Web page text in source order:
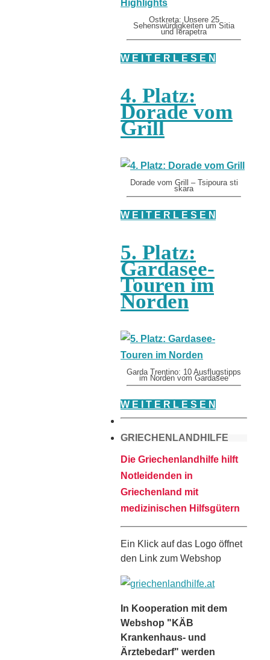
Ostkreta: Unsere 25
Sehenswürdigkeiten um Sitia
und Ierapetra
W E I T E R L E S E N
4. Platz:
Dorade vom
Grill
Dorade vom Grill – Tsipoura sti
skara
W E I T E R L E S E N
5. Platz:
Gardasee-
Touren im
Norden
Garda Trentino: 10 Ausflugstipps
im Norden vom Gardasee
W E I T E R L E S E N
GRIECHENLANDHILFE
Die Griechenlandhilfe hilft
Notleidenden in
Griechenland mit
medizinischen Hilfsgütern
Ein Klick auf das Logo öffnet
den Link zum Webshop
In Kooperation mit dem
Webshop "KÄB
Krankenhaus- und
Ärztebedarf" werden